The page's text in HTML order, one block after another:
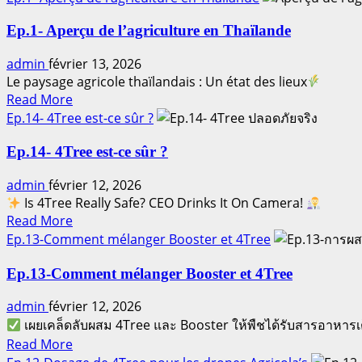
Manuel
de
4Tree
et
Booster
Ep.1- Aperçu de l’agriculture en Thaïlande
admin février 13, 2026
Le paysage agricole thaïlandais : Un état des lieux
Read MoreRead
more
Ep.1-
de
l’agriculture
en
Thaïlande
Ep.14- 4Tree est-ce sûr ?
Ep.14- 4Tree est-ce sûr ?
admin février 12, 2026
Is 4Tree Really Safe? CEO Drinks It On Camera!
Read MoreRead
more
Ep.14-
est-
ce
sûr
Ep.13-Comment mélanger Booster et 4Tree
Ep.13-Comment mélanger Booster et 4Tree
admin février 12, 2026
เผยเคล็ดลับผสม 4Tree และ Booster ให้พืชได้รับสารอาหาร
Read MoreRead